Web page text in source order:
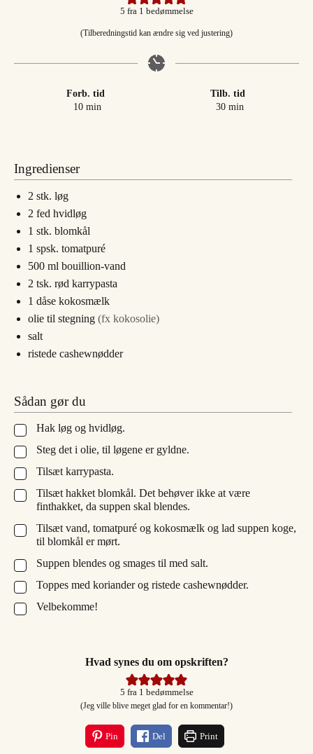
5 fra 1 bedømmelse
(Tilberedningstid kan ændre sig ved justering)
Forb. tid
10minutter
min
Tilb. tid
30minutter
min
Ingredienser
2 stk. løg
2 fed hvidløg
1 stk. blomkål
1 spsk. tomatpuré
500 ml bouillion-vand
2 tsk. rød karrypasta
1 dåse kokosmælk
olie til stegning (fx kokosolie)
salt
ristede cashewnødder
Sådan gør du
▢
Hak løg og hvidløg.
▢
Steg det i olie, til løgene er gyldne.
▢
Tilsæt karrypasta.
▢
Tilsæt hakket blomkål. Det behøver ikke at være
finthakket, da suppen skal blendes.
▢
Tilsæt vand, tomatpuré og kokosmælk og lad suppen koge,
til blomkål er mørt.
▢
Suppen blendes og smages til med salt.
▢
Toppes med koriander og ristede cashewnødder.
▢
Velbekomme!
Hvad synes du om opskriften?
5 fra 1 bedømmelse
(Jeg ville blive meget glad for en kommentar!)
Pin Del Print